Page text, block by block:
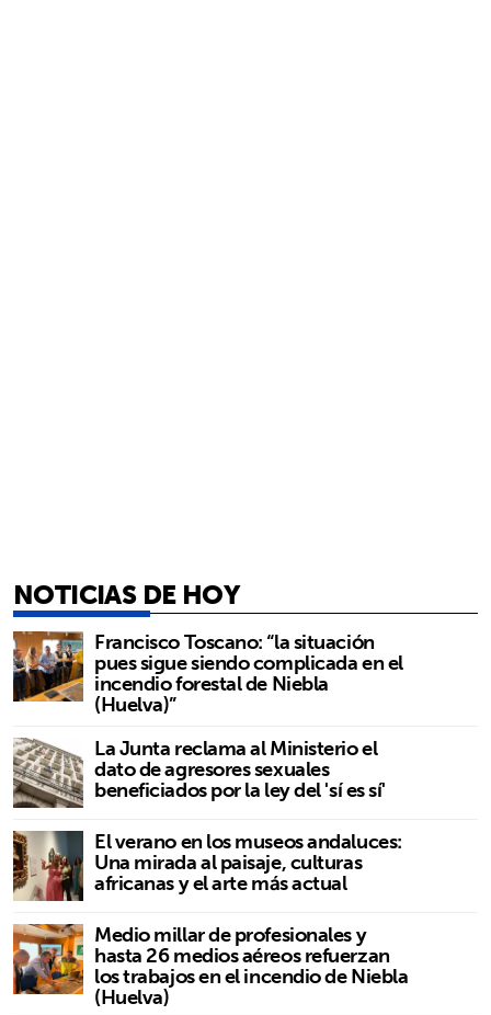
NOTICIAS DE HOY
Francisco Toscano: “la situación
pues sigue siendo complicada en el
incendio forestal de Niebla
(Huelva)”
La Junta reclama al Ministerio el
dato de agresores sexuales
beneficiados por la ley del 'sí es sí'
El verano en los museos andaluces:
Una mirada al paisaje, culturas
africanas y el arte más actual
Medio millar de profesionales y
hasta 26 medios aéreos refuerzan
los trabajos en el incendio de Niebla
(Huelva)